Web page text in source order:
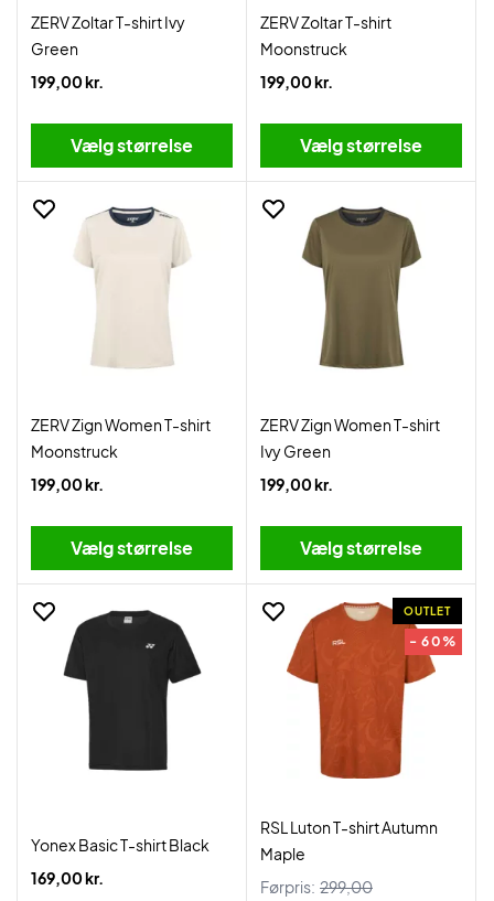
ZERV Zoltar T-shirt Ivy
Green
199,00 kr.
Vælg størrelse
ZERV Zoltar T-shirt
Moonstruck
199,00 kr.
Vælg størrelse
ZERV Zign Women T-shirt
Moonstruck
199,00 kr.
Vælg størrelse
ZERV Zign Women T-shirt
Ivy Green
199,00 kr.
Vælg størrelse
Yonex Basic T-shirt Black
169,00 kr.
OUTLET
- 60%
RSL Luton T-shirt Autumn
Maple
Førpris: 299,00